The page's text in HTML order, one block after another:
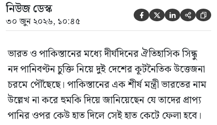
নিউজ ডেস্ক
৩০ জুন ২০২৬, ১০:৪৫     
ভারত ও পাকিস্তানের মধ্যে দীর্ঘদিনের ঐতিহাসিক সিন্ধু
নদ পানিবণ্টন চুক্তি নিয়ে দুই দেশের কূটনৈতিক উত্তেজনা
চরমে পৌঁছেছে। পাকিস্তানের এক শীর্ষ মন্ত্রী ভারতের নাম
উল্লেখ না করে হুমকি দিয়ে জানিয়েছেন যে তাদের প্রাপ্য
পানির ওপর কেউ হাত দিলে সেই হাত কেটে ফেলা হবে।